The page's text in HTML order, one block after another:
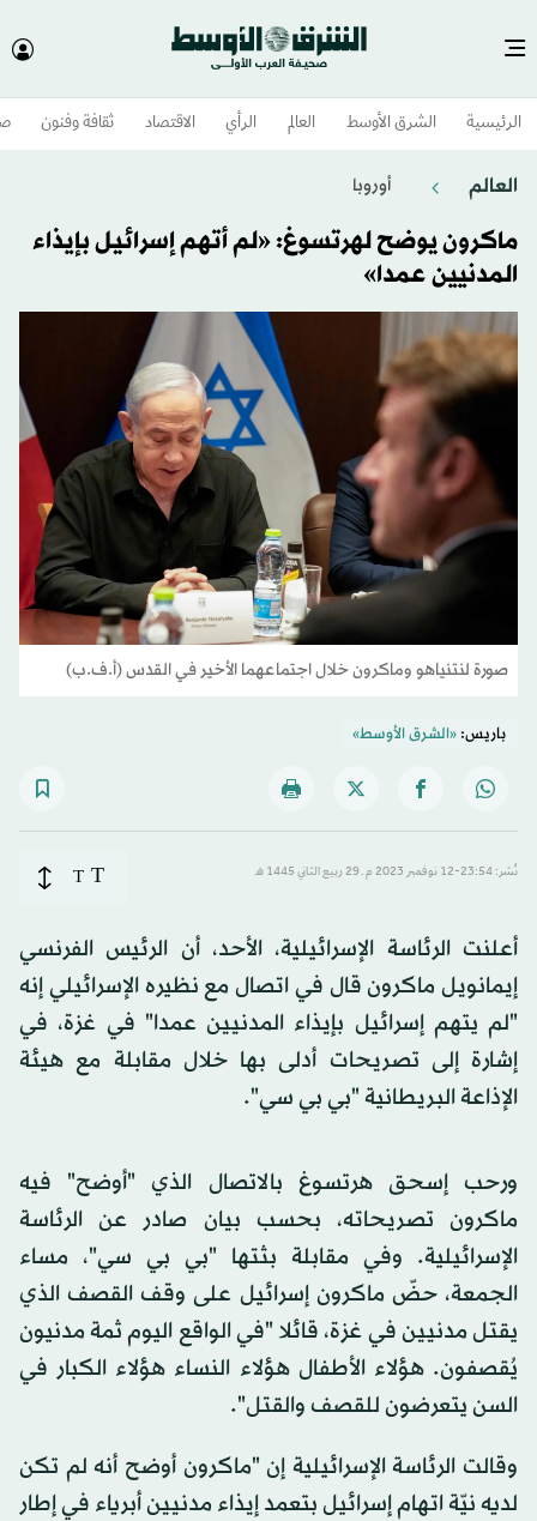
الرئيسية الشرق الأوسط​ العالم الرأي الاقتصاد ثقافة وفنون
العالم أوروبا
ماكرون يوضح لهرتسوغ: «لم أتهم إسرائيل بإيذاء
المدنيين عمدا»
صورة لنتنياهو وماكرون خلال اجتماعهما الأخير في القدس (أ.ف.ب)
باريس:«الشرق الأوسط»
نُشر: 23:54-12 نوفمبر 2023 م ـ 29 ربيع الثاني 1445 هـ T
T
أعلنت الرئاسة الإسرائيلية، الأحد، أن الرئيس الفرنسي
إيمانويل ماكرون قال في اتصال مع نظيره الإسرائيلي إنه
"لم يتهم إسرائيل بإيذاء المدنيين عمدا" في غزة، في
إشارة إلى تصريحات أدلى بها خلال مقابلة مع هيئة
الإذاعة البريطانية "بي بي سي".
ورحب إسحق هرتسوغ بالاتصال الذي "أوضح" فيه
ماكرون تصريحاته، بحسب بيان صادر عن الرئاسة
الإسرائيلية. وفي مقابلة بثتها "بي بي سي"، مساء
الجمعة، حضّ ماكرون إسرائيل على وقف القصف الذي
يقتل مدنيين في غزة، قائلا "في الواقع اليوم ثمة مدنيون
يُقصفون. هؤلاء الأطفال هؤلاء النساء هؤلاء الكبار في
السن يتعرضون للقصف والقتل".
وقالت الرئاسة الإسرائيلية إن "ماكرون أوضح أنه لم تكن
لديه نيّة اتهام إسرائيل بتعمد إيذاء مدنيين أبرياء في إطار